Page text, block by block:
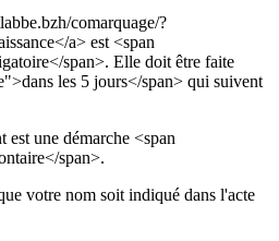
comarquage/?
a> est <span
span>. Elle doit être faite
les 5 jours</span> qui suivent
est une démarche <span
span>.
votre nom soit indiqué dans l'acte